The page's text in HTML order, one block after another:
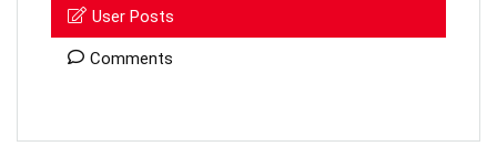
User Posts
Comments